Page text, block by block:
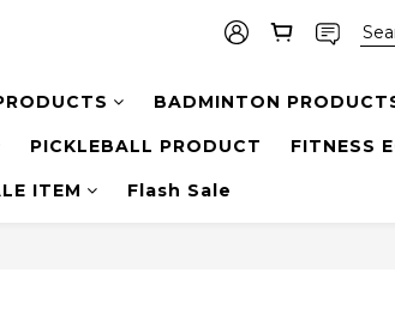
BADMINTON
PICKLEBALL PRODUCT FITNESS
ITEM Flash Sale